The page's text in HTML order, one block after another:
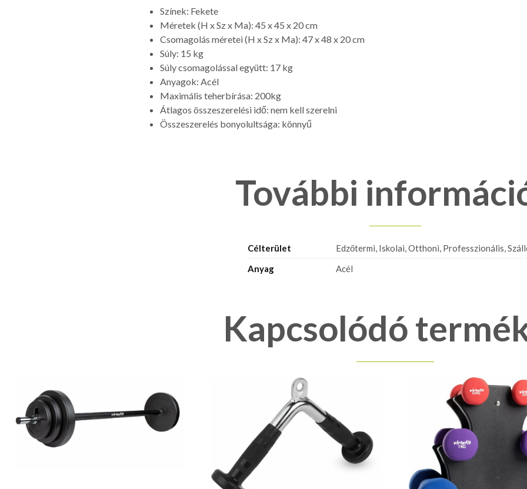
Színek: Fekete
Méretek (H x Sz x Ma): 45 x 45 x 20 cm
Csomagolás méretei (H x Sz x Ma): 47 x 48 x 20 cm
Súly: 15 kg
Súly csomagolással együtt: 17 kg
Anyagok: Acél
Maximális teherbírása: 200kg
Átlagos összeszerelési idő: nem kell szerelni
Összeszerelés bonyolultsága: könnyű
További
Célterület
Edzőtermi, Iskolai, Otthoni, Professzionális,
Anyag
Acél
Kapcsolódó